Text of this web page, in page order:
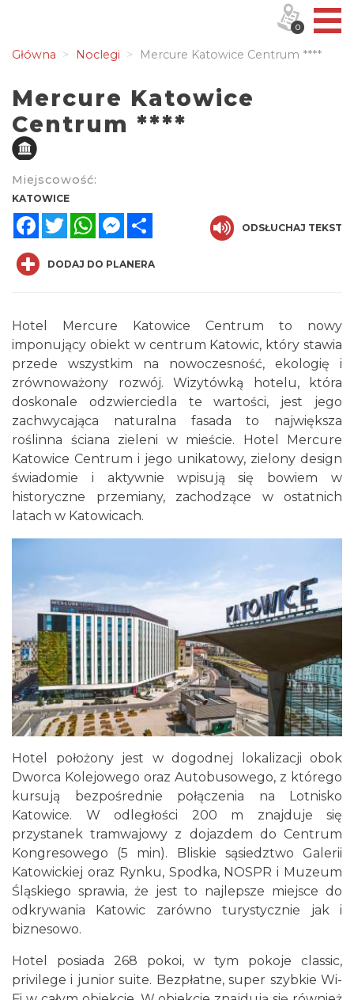
Główna Noclegi Mercure Katowice Centrum ****
Mercure Katowice
Centrum ****
Miejscowość:
KATOWICE
FacebookTwitterWhatsAppMessenger
ODSŁUCHAJ TEKST
DODAJ DO PLANERA
Hotel Mercure Katowice Centrum to nowy
imponujący obiekt w centrum Katowic, który stawia
przede wszystkim na nowoczesność, ekologię i
zrównoważony rozwój. Wizytówką hotelu, która
doskonale odzwierciedla te wartości, jest jego
zachwycająca naturalna fasada to największa
roślinna ściana zieleni w mieście. Hotel Mercure
Katowice Centrum i jego unikatowy, zielony design
świadomie i aktywnie wpisują się bowiem w
historyczne przemiany, zachodzące w ostatnich
latach w Katowicach.
Hotel położony jest w dogodnej lokalizacji obok
Dworca Kolejowego oraz Autobusowego, z którego
kursują bezpośrednie połączenia na Lotnisko
Katowice. W odległości 200 m znajduje się
przystanek tramwajowy z dojazdem do Centrum
Kongresowego (5 min). Bliskie sąsiedztwo Galerii
Katowickiej oraz Rynku, Spodka, NOSPR i Muzeum
Śląskiego sprawia, że jest to najlepsze miejsce do
odkrywania Katowic zarówno turystycznie jak i
biznesowo.
Hotel posiada 268 pokoi, w tym pokoje classic,
privilege i junior suite. Bezpłatne, super szybkie Wi-
0